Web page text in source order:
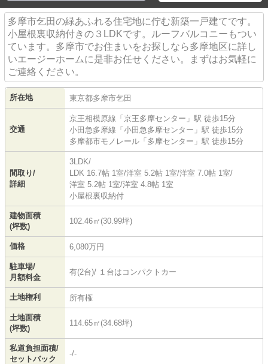
多摩市乞田の緑あふれる住宅地に佇む新築一戸建てです。
小屋根裏収納付きの３LDKです。ルーフバルコニーもつい
ています。多摩市でお住まいをお探しなら多摩地区に詳し
いエージーホームに是非お任せください。まずはお気軽に
ご連絡ください。
所在地 東京都多摩市乞田
交通
京王相模原線 「 京王多摩センター 」駅 徒歩15分
小田急多摩線 「 小田急多摩センター 」駅 徒歩15分
多摩都市モノレール 「 多摩センター 」駅 徒歩15分
間取り/
詳細
3LDK/
LDK 16.7帖 1室/洋室 5.2帖 1室/洋室 7.0帖 1室/
洋室 5.2帖 1室/洋室 4.8帖 1室
小屋根裏収納付
建物面積
(坪数)
102.46㎡(30.99坪)
価格 6,080万円
駐車場/
月額料金
有(2台)/ １台はコンパクトカー
土地権利 所有権
土地面積
(坪数)
114.65㎡(34.68坪)
私道負担面積/
セットバック
-/-